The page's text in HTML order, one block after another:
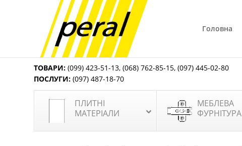
Головна
ТОВАРИ: (099) 423-51-13,(068) 762-85-15,(097) 445-02-80
ПОСЛУГИ: (097) 487-18-70
ПЛИТНІ
МАТЕРІАЛИ
МЕБЛЕВА
ФУРНІТУРА